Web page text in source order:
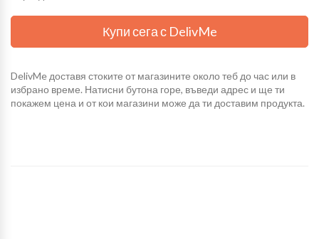
Купи сега с DelivMe
DelivMe доставя стоките от магазините около теб до час или в
избрано време. Натисни бутона горе, въведи адрес и ще ти
покажем цена и от кои магазини може да ти доставим продукта.